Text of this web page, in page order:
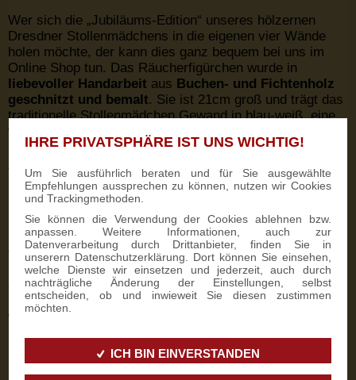
IHRE PRIVATSPHÄRE IST UNS WICHTIG!
Um Sie ausführlich beraten und für Sie ausgewählte
Empfehlungen aussprechen zu können, nutzen wir Cookies
und Trackingmethoden.
Sie können die Verwendung der Cookies ablehnen bzw.
anpassen. Weitere Informationen, auch zur
Datenverarbeitung durch Drittanbieter, finden Sie in
unserern Datenschutzerklärung. Dort können Sie einsehen,
welche Dienste wir einsetzen und jederzeit, auch durch
nachträgliche Änderung der Einstellungen, selbst
entscheiden, ob und inwieweit Sie diesen zustimmen
möchten.
ICH BIN EINVERSTANDEN
Wer sich die „Jubiläums-Edition“ unseres hölzernen
Dresdner Stollenmädchens in die eigenen vier Wände
holen möchte, der kann dies ganz bequem bei uns im
Online Shop tun. Das Räucherfigürchen wurde in
liebevoller Handarbeit aus Buchen- und Fichtenholz
geschnitzt und bemalt. Sie ist 21cm groß und trägt das
traditionelle Stollenmädchen Gewand in blau-weiß, eine
weiße Stoffschürze und eine Stoffhaube auf dem Kopf. In
ihren Händen hält sie einen köstlichen Miniatur-
strömt, und das weltbekannte Dresdner Stollensiegel.
Das Stollenmädchen wird in einemGeschenkkarton mit
fünf Räucherkerzen in Mandelduftund einem
Produktflyer geliefert. Wartet also nicht mehr und holt
euch dasexklusive Sammlerstückfür nur 59,50 Euro
bei uns im Online Shop. Hier geht’s direkt zum Link:
www.stollen-aus-dresden.de/dresdner-
Schlagworte: Dresdner
Stollenmädchen